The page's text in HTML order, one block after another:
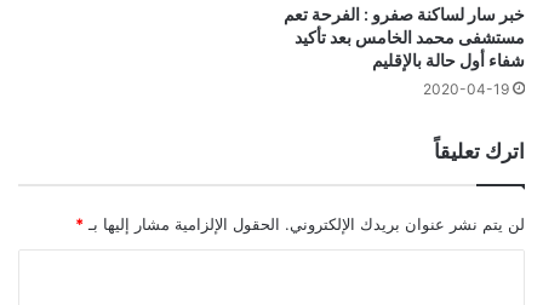
خبر سار لساكنة صفرو : الفرحة تعم
مستشفى محمد الخامس بعد تأكيد
شفاء أول حالة بالإقليم
2020-04-19
اترك تعليقاً
لن يتم نشر عنوان بريدك الإلكتروني. الحقول الإلزامية مشار إليها بـ *